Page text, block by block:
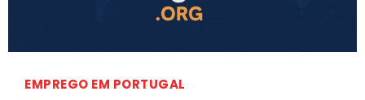
EMPREGO EM PORTUGAL